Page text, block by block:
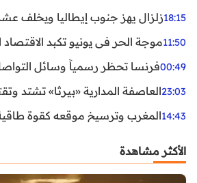
18:15زلزال يهز جنوب إيطاليا ويخلف
11:50موجة الحر في يونيو تكبد الاقتصاد
00:49فرنسا تحظر رسمياً وسائل التواصل
23:03العاصفة المدارية «بيرثا» تشتد
14:43المغرب وترسيخ موقعه كقوة
الأكثر مشاهدة